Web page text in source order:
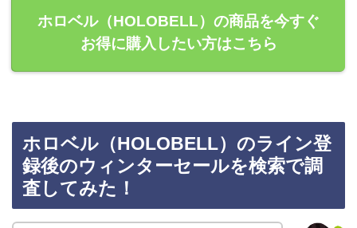
ホロベル（HOLOBELL）の商品を今すぐ
お得に購入したい方はこちら
ホロベル（HOLOBELL）のライン登
録後のウィンターセールを検索で調
査してみた！